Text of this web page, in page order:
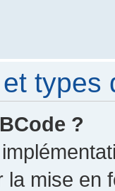
types
?
mise en